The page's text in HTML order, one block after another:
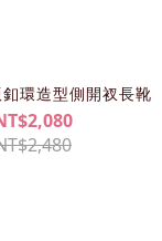
環造型側開衩長靴